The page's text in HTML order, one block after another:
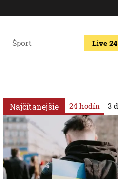
Šport Live 24
Najčítanejšie 24 hodín 3